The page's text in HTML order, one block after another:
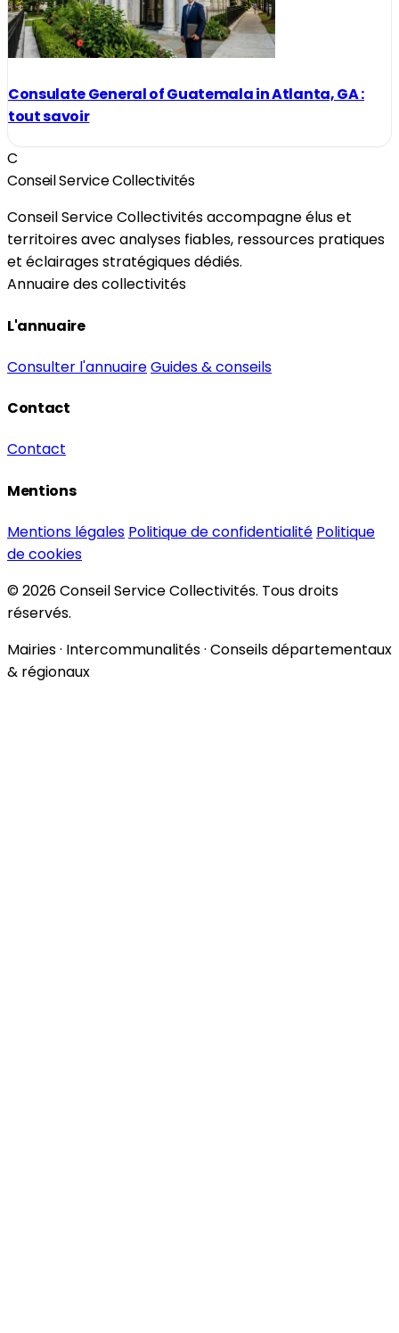
Consulate General of Guatemala in Atlanta, GA :
tout savoir
C
Conseil Service Collectivités
Conseil Service Collectivités accompagne élus et
territoires avec analyses fiables, ressources pratiques
et éclairages stratégiques dédiés.
Annuaire des collectivités
L'annuaire
Consulter l'annuaireGuides & conseils
Contact
Contact
Mentions
Mentions légales Politique de confidentialité Politique
de cookies
© 2026 Conseil Service Collectivités. Tous droits
réservés.
Mairies · Intercommunalités · Conseils départementaux
& régionaux